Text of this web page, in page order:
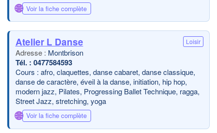
🌐 Voir la fiche complète
Atelier L Danse Loisir
Montbrison
0477584593
Cours : afro, claquettes, danse cabaret, danse classique,
danse de caractère, éveil à la danse, initiation, hip hop,
modern jazz, Pilates, Progressing Ballet Technique, ragga,
Street Jazz, stretching, yoga
🌐 Voir la fiche complète